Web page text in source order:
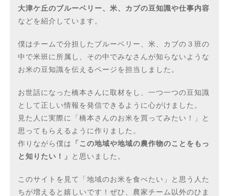
大津ケ丘のブルーベリー、米、カブの豆知識や仕事内容
などを紹介しています。
僕はチームで分担したブルーベリー、米、カブの３班の
中で米班に所属し、その中でみなさんが知らないような
お米の豆知識を伝えるページを担当しました。
お世話になった橋本さんに取材をし、一つ一つの豆知識
として正しい情報を発信できるように心がけました。
見た人に実際に「橋本さんのお米を買ってみたい！」と
思ってもらえるように作りました。
作りながら僕は
「この地域や地域の農作物のことをもっ
と知りたい！」
と思いました。
このサイトを見て「地域のお米を食べたい」と思う人た
ちが増えると嬉しいです！ぜひ、農家チーム以外のひま